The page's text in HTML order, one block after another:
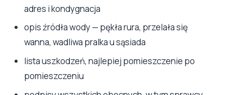
adres i kondygnacja
opis źródła wody — pękła rura, przelała się
wanna, wadliwa pralka u sąsiada
lista uszkodzeń, najlepiej pomieszczenie po
pomieszczeniu